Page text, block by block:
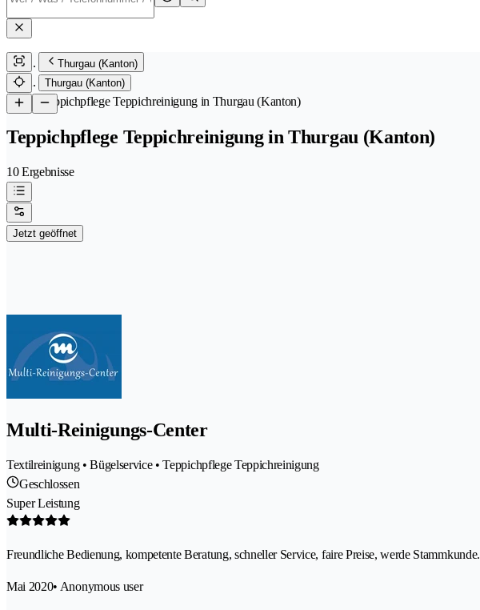
Thurgau (Kanton)
Thurgau (Kanton)
/Teppichpflege Teppichreinigung in Thurgau (Kanton)
Teppichpflege Teppichreinigung in Thurgau (Kanton)
10 Ergebnisse
Jetzt geöffnet
Multi-Reinigungs-Center
Textilreinigung • Bügelservice • Teppichpflege Teppichreinigung
Geschlossen
Super Leistung
Freundliche Bedienung, kompetente Beratung, schneller Service, faire Preise, werde Stammkunde.
Mai 2020• Anonymous user